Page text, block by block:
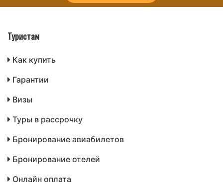
Туристам
Как купить
Гарантии
Визы
Туры в рассрочку
Бронирование авиабилетов
Бронирование отелей
Онлайн оплата